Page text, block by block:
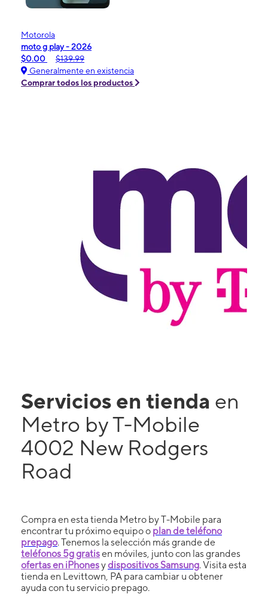
Motorola
moto g play - 2026
$0.00
$139.99
Generalmente en existencia
Comprar todos los productos
Servicios en tienda en
Metro by T-Mobile
4002 New Rodgers
Road
Compra en esta tienda Metro by T-Mobile para
encontrar tu próximo equipo o plan de teléfono
prepago. Tenemos la selección más grande de
teléfonos 5g gratisen móviles, junto con las grandes
ofertas en iPhonesydispositivos Samsung. Visita esta
tienda en Levittown, PA para cambiar u obtener
ayuda con tu servicio prepago.